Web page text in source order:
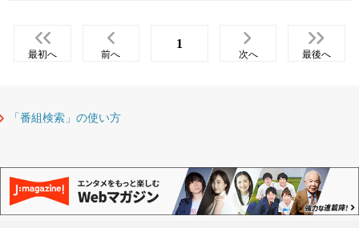
最初へ 前へ
1
次へ 最後へ
「番組検索」の使い方